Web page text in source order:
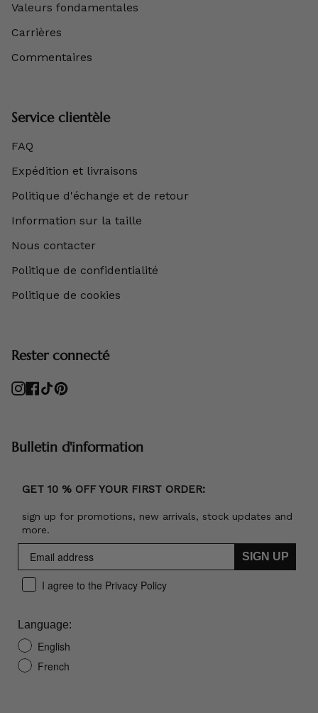
Valeurs fondamentales
Carrières
Commentaires
Service clientèle
FAQ
Expédition et livraisons
Politique d'échange et de retour
Information sur la taille
Nous contacter
Politique de confidentialité
Politique de cookies
Rester connecté
Instagram
Facebook
TikTokPinterest
Bulletin d'information
GET 10 % OFF YOUR FIRST ORDER:
sign up for promotions, new arrivals, stock updates and
more.
SIGN UP
I agree to the Privacy Policy
Language:
English
French